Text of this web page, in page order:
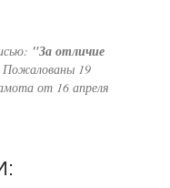
"За отличие
19
от 16 апреля